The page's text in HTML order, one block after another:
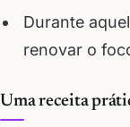
Durante
renovar o
Uma receita